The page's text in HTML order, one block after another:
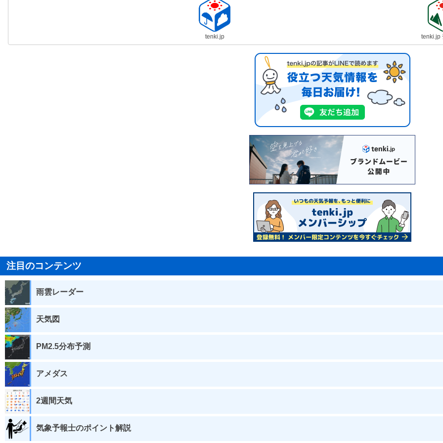
tenki.jp tenki.jp
注目のコンテンツ
雨雲レーダー
天気図
PM2.5分布予測
アメダス
2週間天気
気象予報士のポイント解説